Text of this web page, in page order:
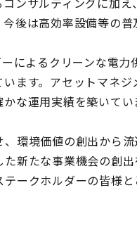
後は高効率設備等の
によるクリーンな電
ます。アセットマネ
な運用実績を築いてい
環境価値の創出から
新たな事業機会の創出
ークホルダーの皆様